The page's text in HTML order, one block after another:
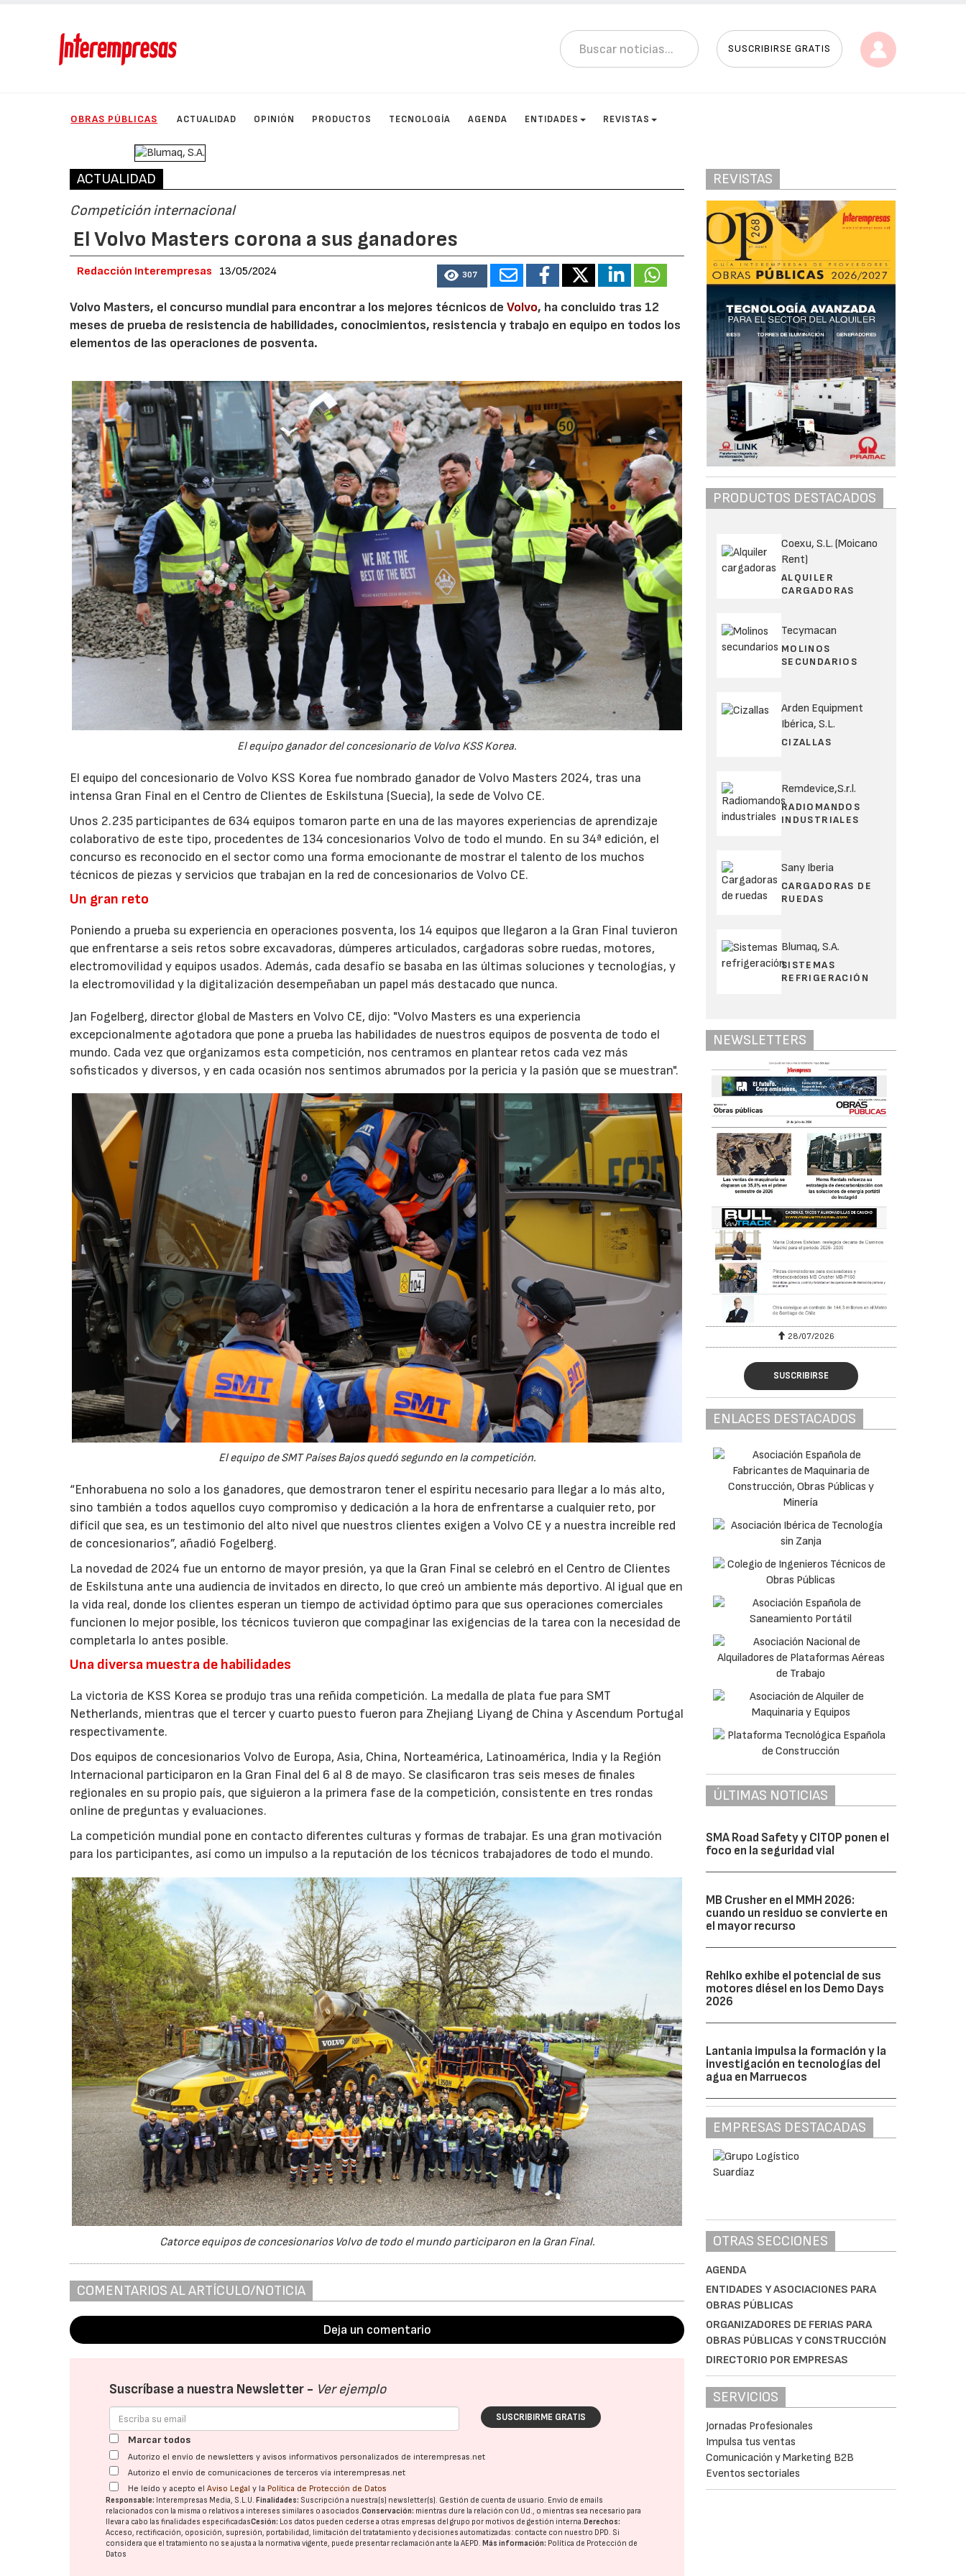
SUSCRIBIRSE GRATIS
OBRAS PÚBLICAS ACTUALIDAD OPINIÓN PRODUCTOS TECNOLOGÍA AGENDA ENTIDADES REVISTAS
ACTUALIDAD
Competición internacional
El Volvo Masters corona a sus ganadores
Redacción Interempresas 13/05/2024 307
Volvo Masters, el concurso mundial para encontrar a los mejores técnicos deVolvo, ha concluido tras 12
meses de prueba de resistencia de habilidades, conocimientos, resistencia y trabajo en equipo en todos los
elementos de las operaciones de posventa.
El equipo ganador del concesionario de Volvo KSS Korea.
El equipo del concesionario de Volvo KSS Korea fue nombrado ganador de Volvo Masters 2024, tras una
intensa Gran Final en el Centro de Clientes de Eskilstuna (Suecia), la sede de Volvo CE.
Unos 2.235 participantes de 634 equipos tomaron parte en una de las mayores experiencias de aprendizaje
colaborativo de este tipo, procedentes de 134 concesionarios Volvo de todo el mundo. En su 34ª edición, el
concurso es reconocido en el sector como una forma emocionante de mostrar el talento de los muchos
técnicos de piezas y servicios que trabajan en la red de concesionarios de Volvo CE.
Un gran reto
Poniendo a prueba su experiencia en operaciones posventa, los 14 equipos que llegaron a la Gran Final tuvieron
que enfrentarse a seis retos sobre excavadoras, dúmperes articulados, cargadoras sobre ruedas, motores,
electromovilidad y equipos usados. Además, cada desafío se basaba en las últimas soluciones y tecnologías, y
la electromovilidad y la digitalización desempeñaban un papel más destacado que nunca.
Jan Fogelberg, director global de Masters en Volvo CE, dijo: "Volvo Masters es una experiencia
excepcionalmente agotadora que pone a prueba las habilidades de nuestros equipos de posventa de todo el
mundo. Cada vez que organizamos esta competición, nos centramos en plantear retos cada vez más
sofisticados y diversos, y en cada ocasión nos sentimos abrumados por la pericia y la pasión que se muestran".
El equipo de SMT Países Bajos quedó segundo en la competición.
“Enhorabuena no solo a los ganadores, que demostraron tener el espíritu necesario para llegar a lo más alto,
sino también a todos aquellos cuyo compromiso y dedicación a la hora de enfrentarse a cualquier reto, por
difícil que sea, es un testimonio del alto nivel que nuestros clientes exigen a Volvo CE y a nuestra increíble red
de concesionarios”, añadió Fogelberg.
La novedad de 2024 fue un entorno de mayor presión, ya que la Gran Final se celebró en el Centro de Clientes
de Eskilstuna ante una audiencia de invitados en directo, lo que creó un ambiente más deportivo. Al igual que en
la vida real, donde los clientes esperan un tiempo de actividad óptimo para que sus operaciones comerciales
funcionen lo mejor posible, los técnicos tuvieron que compaginar las exigencias de la tarea con la necesidad de
completarla lo antes posible.
Una diversa muestra de habilidades
La victoria de KSS Korea se produjo tras una reñida competición. La medalla de plata fue para SMT
Netherlands, mientras que el tercer y cuarto puesto fueron para Zhejiang Liyang de China y Ascendum Portugal
respectivamente.
Dos equipos de concesionarios Volvo de Europa, Asia, China, Norteamérica, Latinoamérica, India y la Región
Internacional participaron en la Gran Final del 6 al 8 de mayo. Se clasificaron tras seis meses de finales
regionales en su propio país, que siguieron a la primera fase de la competición, consistente en tres rondas
online de preguntas y evaluaciones.
La competición mundial pone en contacto diferentes culturas y formas de trabajar. Es una gran motivación
para los participantes, así como un impulso a la reputación de los técnicos trabajadores de todo el mundo.
Catorce equipos de concesionarios Volvo de todo el mundo participaron en la Gran Final.
COMENTARIOS AL ARTÍCULO/NOTICIA
Deja un comentario
Suscríbase a nuestra Newsletter - Ver ejemplo
SUSCRIBIRME GRATIS
Marcar todos
Autorizo el envío de newsletters y avisos informativos personalizados de interempresas.net
Autorizo el envío de comunicaciones de terceros vía interempresas.net
He leído y acepto elAviso Legal y la Política de Protección de Datos
Responsable: Interempresas Media, S.L.U. Finalidades: Suscripción a nuestra(s) newsletter(s). Gestión de cuenta de usuario. Envío de emails
relacionados con la misma o relativos a intereses similares o asociados.Conservación: mientras dure la relación con Ud., o mientras sea necesario para
llevar a cabo las finalidades especificadasCesión: Los datos pueden cederse a otras empresas del grupo por motivos de gestión interna. Derechos:
Acceso, rectificación, oposición, supresión, portabilidad, limitación del tratatamiento y decisiones automatizadas: contacte con nuestro DPD. Si
considera que el tratamiento no se ajusta a la normativa vigente, puede presentar reclamación ante laAEPD. Más información: Política de Protección de
Datos
REVISTAS
PRODUCTOS DESTACADOS
Coexu, S.L. (Moicano
Rent)
ALQUILER
CARGADORAS
Tecymacan
MOLINOS
SECUNDARIOS
Arden Equipment
Ibérica, S.L.
CIZALLAS
Remdevice,S.r.l.
RADIOMANDOS
INDUSTRIALES
Sany Iberia
CARGADORAS DE
RUEDAS
Blumaq, S.A.
SISTEMAS
REFRIGERACIÓN
NEWSLETTERS
28/07/2026 30/07/2026
SUSCRIBIRSE
ENLACES DESTACADOS
ÚLTIMAS NOTICIAS
SMA Road Safety y CITOP ponen el
foco en la seguridad vial
MB Crusher en el MMH 2026:
cuando un residuo se convierte en
el mayor recurso
Rehlko exhibe el potencial de sus
motores diésel en los Demo Days
2026
Lantania impulsa la formación y la
investigación en tecnologías del
agua en Marruecos
EMPRESAS DESTACADAS
OTRAS SECCIONES
AGENDA
ENTIDADES Y ASOCIACIONES PARA
OBRAS PÚBLICAS
ORGANIZADORES DE FERIAS PARA
OBRAS PÚBLICAS Y CONSTRUCCIÓN
DIRECTORIO POR EMPRESAS
SERVICIOS
Jornadas Profesionales
Impulsa tus ventas
Comunicación y Marketing B2B
Eventos sectoriales